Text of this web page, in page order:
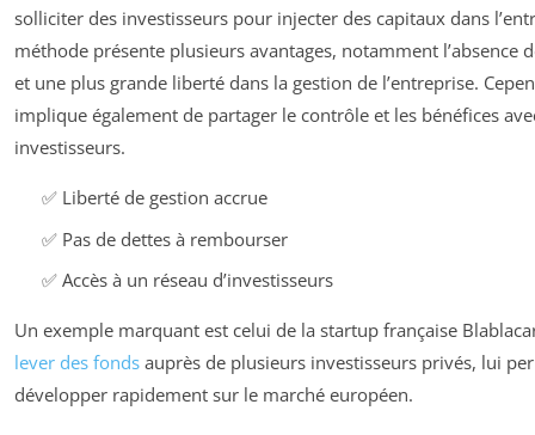
solliciter des investisseurs pour injecter des capitaux dans
méthode présente plusieurs avantages, notamment l’absence
et une plus grande liberté dans la gestion de l’entreprise.
implique également de partager le contrôle et les bénéfices
investisseurs.
✅ Liberté de gestion accrue
✅ Pas de dettes à rembourser
✅ Accès à un réseau d’investisseurs
Un exemple marquant est celui de la startup française
lever des fonds auprès de plusieurs investisseurs privés, lui
développer rapidement sur le marché européen.